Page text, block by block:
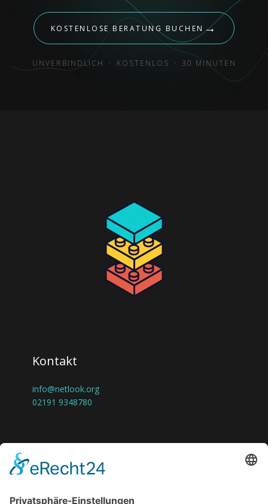
KOSTENLOSE BERATUNG BUCHEN →
UNVERBINDLICH · KOSTENLOS · 30 MINUTEN
Netlook
Partner für herausragendes Webdesign und digitale
Kontakt
info@netlook.org
02191 9348780